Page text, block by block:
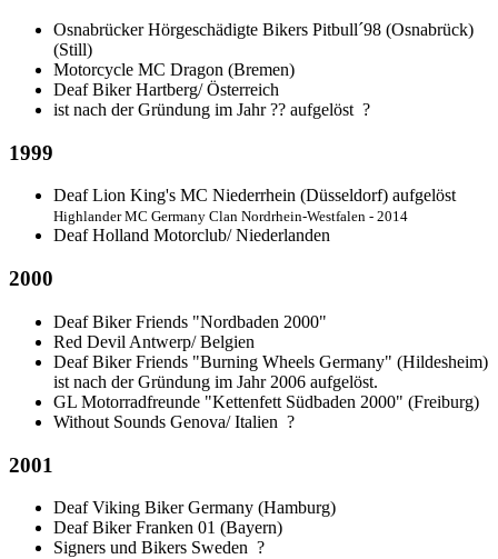
Osnabrücker Hörgeschädigte Bikers Pitbull´98 (Osnabrück)
(Still)
Motorcycle MC Dragon (Bremen)
Deaf Biker Hartberg/ Österreich
ist nach der Gründung im Jahr ?? aufgelöst ?
1999
Deaf Lion King's MC Niederrhein (Düsseldorf) aufgelöst
Highlander MC Germany Clan Nordrhein-Westfalen - 2014
Deaf Holland Motorclub/ Niederlanden
2000
Deaf Biker Friends "Nordbaden 2000"
Red Devil Antwerp/ Belgien
Deaf Biker Friends "Burning Wheels Germany" (Hildesheim)
ist nach der Gründung im Jahr 2006 aufgelöst.
GL Motorradfreunde "Kettenfett Südbaden 2000" (Freiburg)
Without Sounds Genova/ Italien ?
2001
Deaf Viking Biker Germany (Hamburg)
Deaf Biker Franken 01 (Bayern)
Signers und Bikers Sweden ?